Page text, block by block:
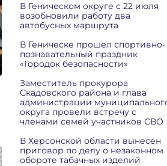
В Геническом округе с 22 июля
возобновили работу два
автобусных маршрута
В Геническе прошел спортивно-
познавательный праздник
«Городок безопасности»
Заместитель прокурора
Скадовского района и глава
администрации
округа провели встречу с
членами семей участников СВО
В Херсонской области вынесен
приговор по делу о незаконном
обороте табачных изделий